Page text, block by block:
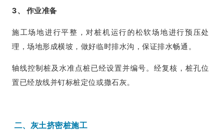
3、 作业准备
施工场地进行平整，对桩机运行的松软场地进行预压处
理，场地形成横坡，做好临时排水沟，保证排水畅通。
轴线控制桩及水准点桩已经设置并编号。经复核，桩孔位
置已经放线并钉标桩定位或撒石灰。
二、灰土挤密桩施工